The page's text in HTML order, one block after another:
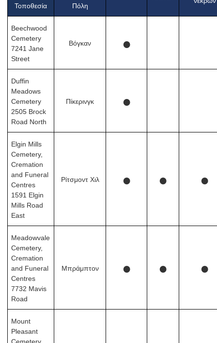
Τοποθεσία Πόλη
Beechwood
Cemetery
7241 Jane
Street
Βόγκαν ●
Duffin
Meadows
Cemetery
2505 Brock
Road North
Πίκερινγκ ●
Elgin Mills
Cemetery,
Cremation
and Funeral
Centres
1591 Elgin
Mills Road
East
Ρίτσμοντ Χιλ ● ● ●
Meadowvale
Cemetery,
Cremation
and Funeral
Centres
7732 Mavis
Road
Μπράμπτον ● ● ●
Mount
Pleasant